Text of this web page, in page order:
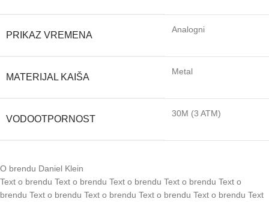
PRIKAZ VREMENA
Analogni
MATERIJAL KAIŠA
Metal
VODOOTPORNOST
30M (3 ATM)
O brendu Daniel Klein
Text o brendu Text o brendu Text o brendu Text o brendu Text o
brendu Text o brendu Text o brendu Text o brendu Text o brendu Text